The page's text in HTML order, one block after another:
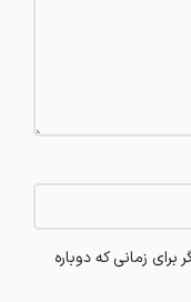
زمانی که دوباره